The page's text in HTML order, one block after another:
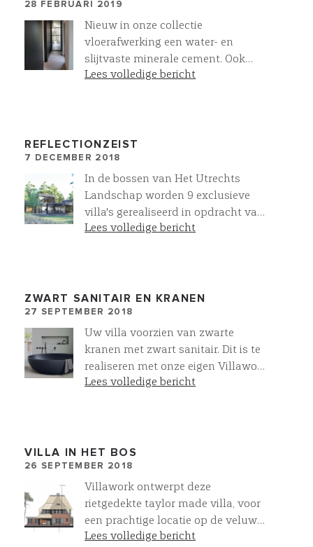
heeft een enrgiebehoefte in
December van 346KWh, Eur. 70,00.
In de zomermaanden,
gecombineerd met passieve koeling
in de woning, loopt dit terug naar
voor verwarming, warmwater en
28 FEBRUARI 2019
Nieuw in onze collectie
vloerafwerking een water- en
slijtvaste minerale cement. Ook
geschikt voor natte ruimten en
kleuren!
Lees volledige bericht
REFLECTIONZEIST
7 DECEMBER 2018
In de bossen van Het Utrechts
Landschap worden 9 exclusieve
villa's gerealiseerd in opdracht van
MOD Invest. Deze villa's, onder
materialen en technieken.Start
verkoop op 15 december van 11.00
uur tot 14.00 uur in het
Informatiecentrum Kerckebosch in
Zeist . Meer info ? Meldt u aan op
info@mod-invest.eu en u ontvangt
Lees volledige bericht
ZWART SANITAIR EN KRANEN
27 SEPTEMBER 2018
Uw villa voorzien van zwarte
kranen met zwart sanitair. Dit is te
realiseren met onze eigen Villawork
collectie
Lees volledige bericht
VILLA IN HET BOS
26 SEPTEMBER 2018
Villawork ontwerpt deze
rietgedekte taylor made villa, voor
een prachtige locatie op de veluwe.
Een droom!
Lees volledige bericht